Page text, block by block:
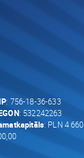
: 756-18-36-633
: 532242263
: PLN 4 660